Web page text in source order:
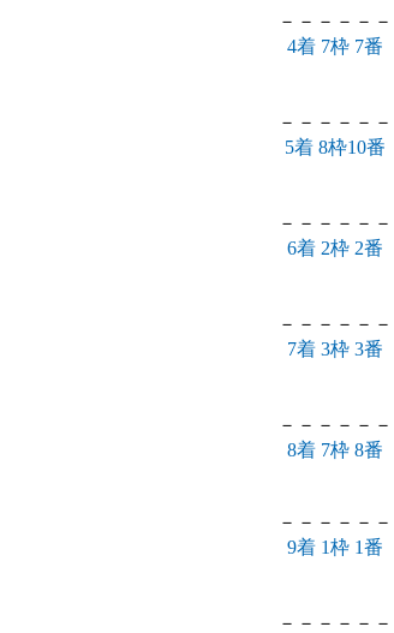
－－－－－－
4着 7枠 7番
－－－－－－
5着 8枠10番
－－－－－－
6着 2枠 2番
－－－－－－
7着 3枠 3番
－－－－－－
8着 7枠 8番
－－－－－－
9着 1枠 1番
－－－－－－